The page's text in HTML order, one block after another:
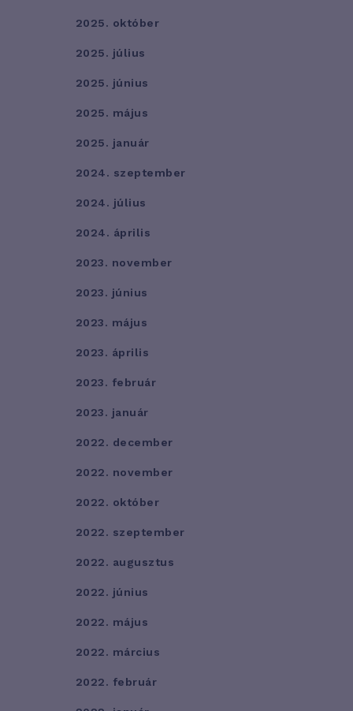
2025. október
2025. július
2025. június
2025. május
2025. január
2024. szeptember
2024. július
2024. április
2023. november
2023. június
2023. május
2023. április
2023. február
2023. január
2022. december
2022. november
2022. október
2022. szeptember
2022. augusztus
2022. június
2022. május
2022. március
2022. február